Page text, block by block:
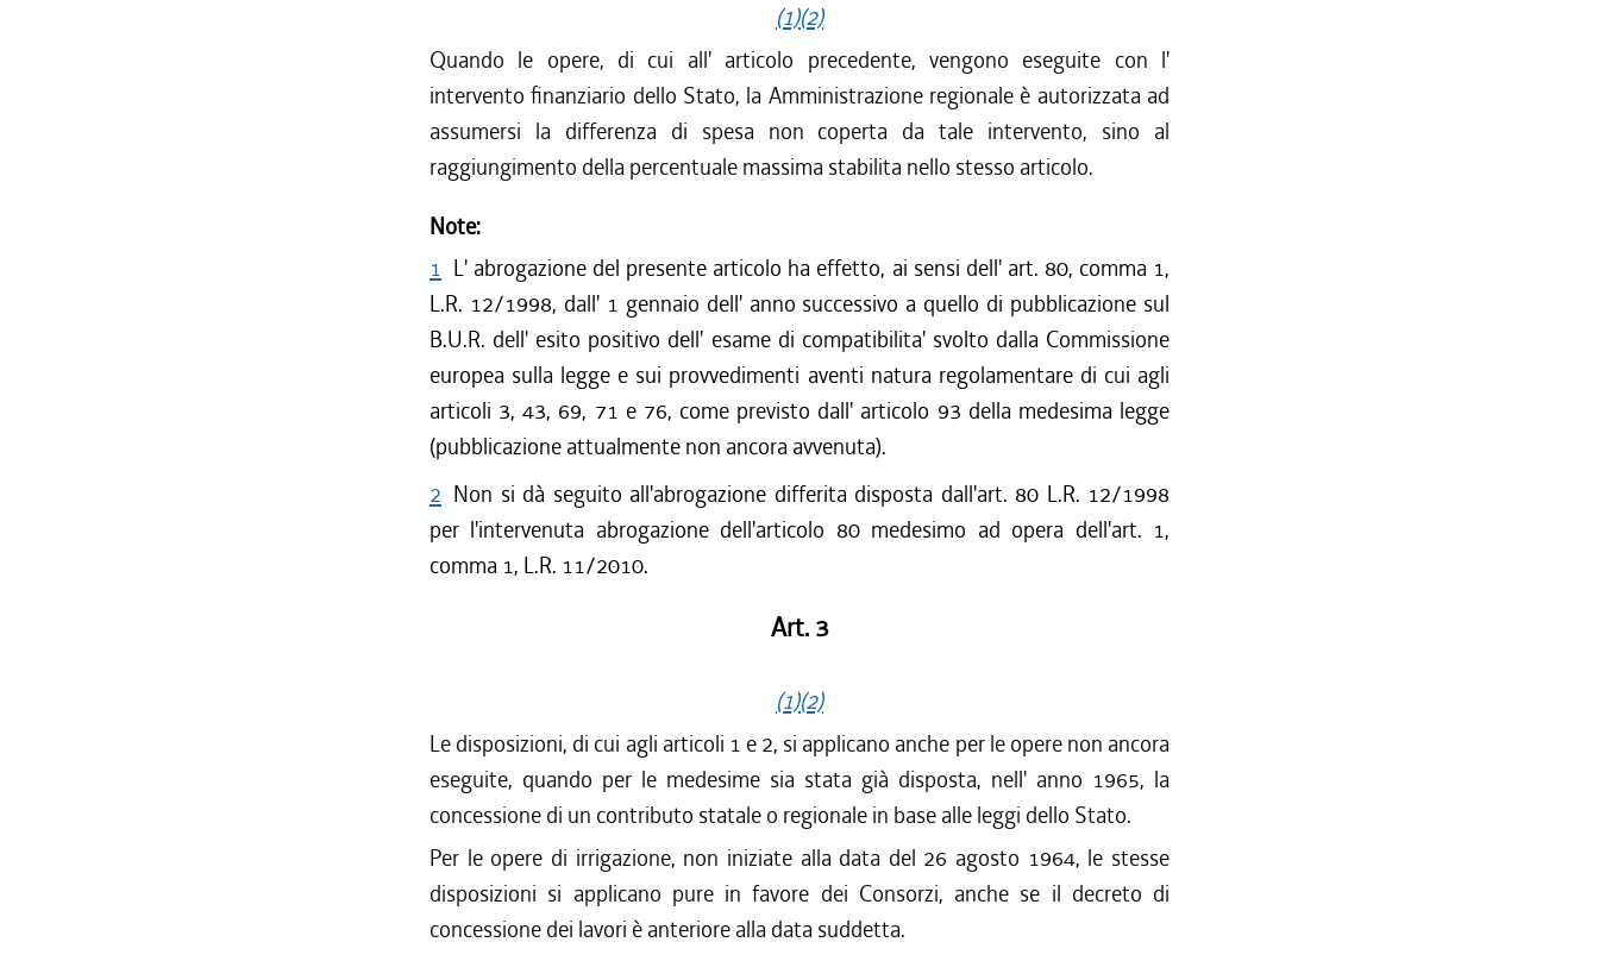
(1)(2)
Quando le opere, di cui all' articolo precedente, vengono eseguite con l'
intervento finanziario dello Stato, la Amministrazione regionale è autorizzata ad
assumersi la differenza di spesa non coperta da tale intervento, sino al
raggiungimento della percentuale massima stabilita nello stesso articolo.
Note:
1 L' abrogazione del presente articolo ha effetto, ai sensi dell' art. 80, comma 1,
L.R. 12/1998, dall' 1 gennaio dell' anno successivo a quello di pubblicazione sul
B.U.R. dell' esito positivo dell' esame di compatibilita' svolto dalla Commissione
europea sulla legge e sui provvedimenti aventi natura regolamentare di cui agli
articoli 3, 43, 69, 71 e 76, come previsto dall' articolo 93 della medesima legge
(pubblicazione attualmente non ancora avvenuta).
2 Non si dà seguito all'abrogazione differita disposta dall'art. 80 L.R. 12/1998
per l'intervenuta abrogazione dell'articolo 80 medesimo ad opera dell'art. 1,
comma 1, L.R. 11/2010.
Art. 3
(1)(2)
Le disposizioni, di cui agli articoli 1 e 2, si applicano anche per le opere non ancora
eseguite, quando per le medesime sia stata già disposta, nell' anno 1965, la
concessione di un contributo statale o regionale in base alle leggi dello Stato.
Per le opere di irrigazione, non iniziate alla data del 26 agosto 1964, le stesse
disposizioni si applicano pure in favore dei Consorzi, anche se il decreto di
concessione dei lavori è anteriore alla data suddetta.